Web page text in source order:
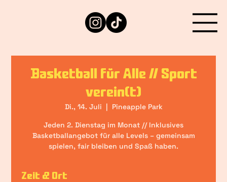
Basketball für Alle // Sport
verein(t)
Di., 14. Juli
  |
Pineapple Park
Jeden 2. Dienstag im Monat // Inklusives
Basketballangebot für alle Levels – gemeinsam
spielen, fair bleiben und Spaß haben.
Zeit & Ort